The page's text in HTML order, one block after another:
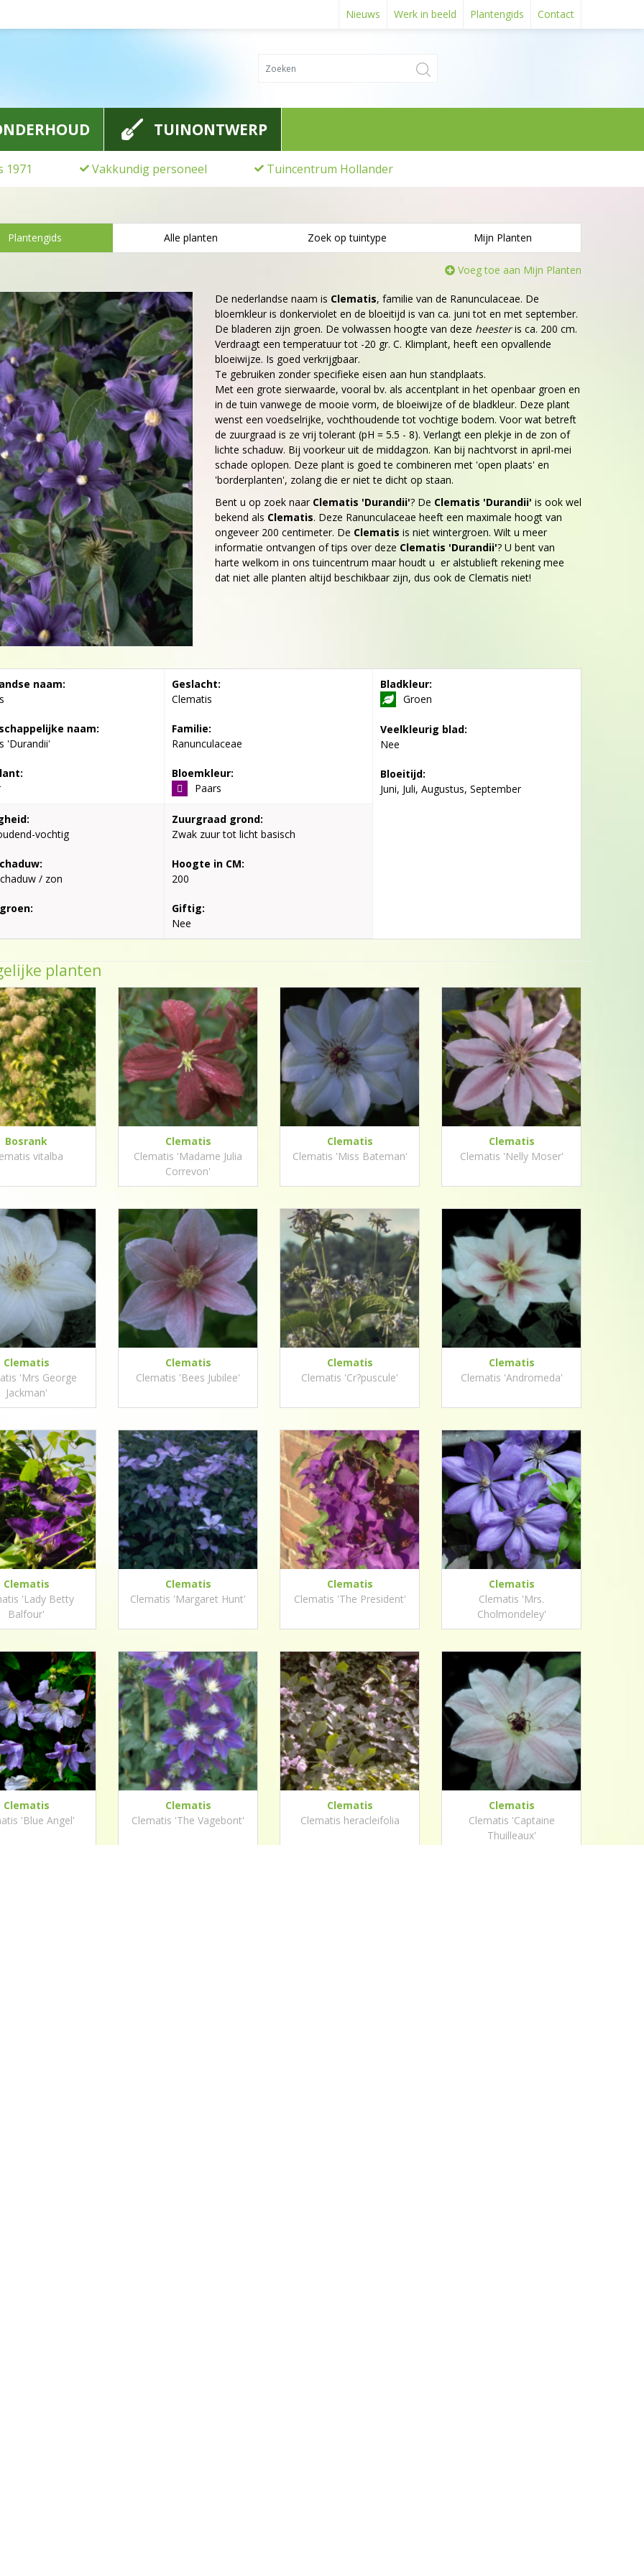
Nieuws Werk in beeld Plantengids Contact
TUINONTWERP
1971 Vakkundig personeel Tuincentrum Hollander
Plantengids Alle planten Zoek op tuintype Mijn Planten
Voeg toe aan Mijn Planten
De nederlandse naam is Clematis, familie van de Ranunculaceae. De
bloemkleur is donkerviolet en de bloeitijd is van ca. juni tot en met september.
De bladeren zijn groen. De volwassen hoogte van deze heesteris ca. 200 cm.
Verdraagt een temperatuur tot -20 gr. C. Klimplant, heeft een opvallende
bloeiwijze. Is goed verkrijgbaar.
Te gebruiken zonder specifieke eisen aan hun standplaats.
Met een grote sierwaarde, vooral bv. als accentplant in het openbaar groen en
in de tuin vanwege de mooie vorm, de bloeiwijze of de bladkleur. Deze plant
wenst een voedselrijke, vochthoudende tot vochtige bodem. Voor wat betreft
de zuurgraad is ze vrij tolerant (pH = 5.5 - 8). Verlangt een plekje in de zon of
lichte schaduw. Bij voorkeur uit de middagzon. Kan bij nachtvorst in april-mei
schade oplopen. Deze plant is goed te combineren met 'open plaats' en
'borderplanten', zolang die er niet te dicht op staan.
Bent u op zoek naar Clematis 'Durandii'? De Clematis 'Durandii' is ook wel
bekend als Clematis. Deze Ranunculaceae heeft een maximale hoogt van
ongeveer 200 centimeter. De Clematis is niet wintergroen. Wilt u meer
informatie ontvangen of tips over deze Clematis 'Durandii'? U bent van
harte welkom in ons tuincentrum maar houdt u er alstublieft rekening mee
dat niet alle planten altijd beschikbaar zijn, dus ook de Clematis niet!
naam:
naam:
'Durandii'
Geslacht:
Clematis
Familie:
Ranunculaceae
Bloemkleur:
Paars
Bladkleur:
Groen
Veelkleurig blad:
Nee
Bloeitijd:
Juni, Juli, Augustus, September
vochtig
/ zon
Zuurgraad grond:
Zwak zuur tot licht basisch
Hoogte in CM:
200
Giftig:
Nee
planten
Bosrank
vitalba
Clematis
Clematis 'Madame Julia
Correvon'
Clematis
Clematis 'Miss Bateman'
Clematis
Clematis 'Nelly Moser'
Clematis
'Mrs George
Jackman'
Clematis
Clematis 'Bees Jubilee'
Clematis
Clematis 'Cr?puscule'
Clematis
Clematis 'Andromeda'
Clematis
'Lady Betty
Balfour'
Clematis
Clematis 'Margaret Hunt'
Clematis
Clematis 'The President'
Clematis
Clematis 'Mrs.
Cholmondeley'
Clematis
'Blue Angel'
Clematis
Clematis 'The Vagebont'
Clematis
Clematis heracleifolia
Clematis
Clematis 'Captaine
Thuilleaux'